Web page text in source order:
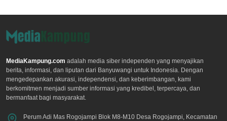
MediaKampung.com adalah media siber independen yang menyajikan
berita, informasi, dan liputan dari Banyuwangi untuk Indonesia. Dengan
mengedepankan akurasi, independensi, dan keberimbangan, kami
berkomitmen menjadi sumber informasi yang kredibel, terpercaya, dan
bermanfaat bagi masyarakat.
Perum Adi Mas Rogojampi Blok M8-M10 Desa Rogojampi, Kecamatan